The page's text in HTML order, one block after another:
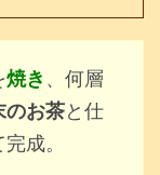
焼き 、何層
のお茶と仕
成。